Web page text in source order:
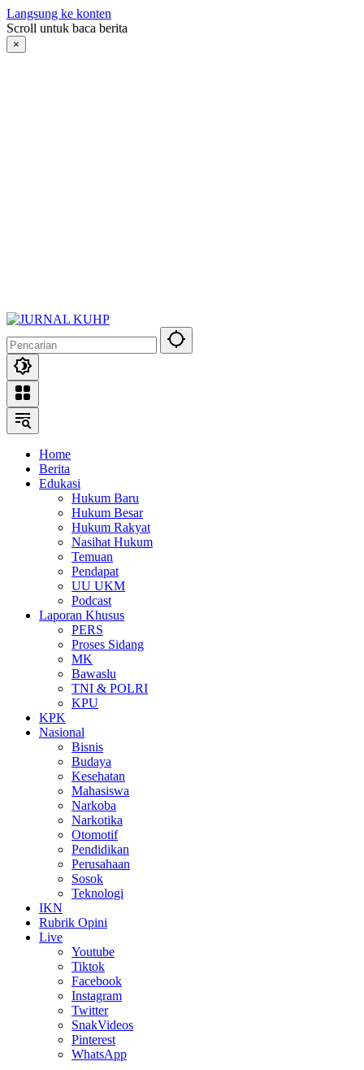
Langsung ke konten
Scroll untuk baca berita
×
Home
Berita
Edukasi
Hukum Baru
Hukum Besar
Hukum Rakyat
Nasihat Hukum
Temuan
Pendapat
UU UKM
Podcast
Laporan Khusus
PERS
Proses Sidang
MK
Bawaslu
TNI & POLRI
KPU
KPK
Nasional
Bisnis
Budaya
Kesehatan
Mahasiswa
Narkoba
Narkotika
Otomotif
Pendidikan
Perusahaan
Sosok
Teknologi
IKN
Rubrik Opini
Live
Youtube
Tiktok
Facebook
Instagram
Twitter
SnakVideos
Pinterest
WhatsApp